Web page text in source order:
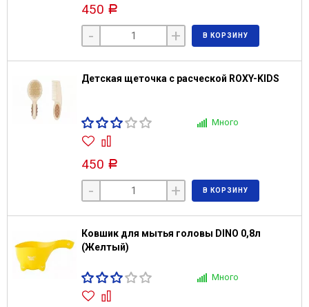
450 Р
- + В КОРЗИНУ
Детская щеточка с расческой ROXY-KIDS
Много
450 Р
- + В КОРЗИНУ
Ковшик для мытья головы DINO 0,8л
(Желтый)
Много